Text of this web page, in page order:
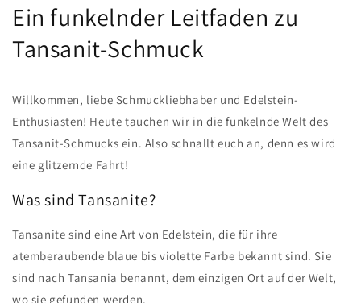
Ein funkelnder Leitfaden zu
Tansanit-Schmuck
Willkommen, liebe Schmuckliebhaber und Edelstein-
Enthusiasten! Heute tauchen wir in die funkelnde Welt des
Tansanit-Schmucks ein. Also schnallt euch an, denn es wird
eine glitzernde Fahrt!
Was sind Tansanite?
Tansanite sind eine Art von Edelstein, die für ihre
atemberaubende blaue bis violette Farbe bekannt sind. Sie
sind nach Tansania benannt, dem einzigen Ort auf der Welt,
wo sie gefunden werden.